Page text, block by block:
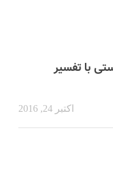
با تفسیر
اکتبر 24, 2016